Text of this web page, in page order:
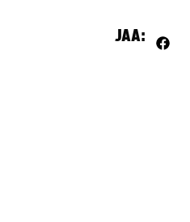
JAA: